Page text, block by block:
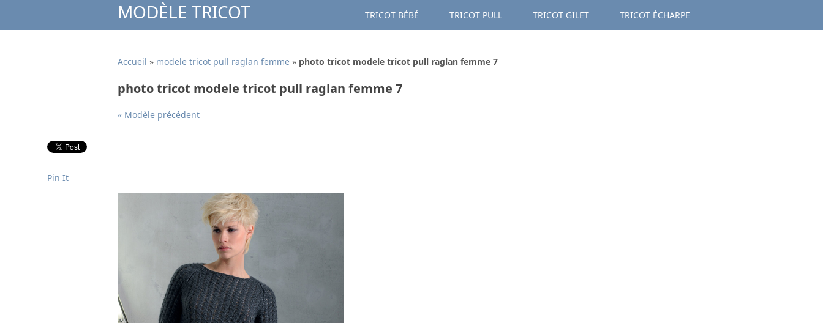
MODÈLE TRICOT TRICOT BÉBÉ TRICOT PULL TRICOT GILET TRICOT ÉCHARPE
Accueil » modele tricot pull raglan femme » photo tricot modele tricot pull raglan femme 7
photo tricot modele tricot pull raglan femme 7
« Modèle précédent
Pin It